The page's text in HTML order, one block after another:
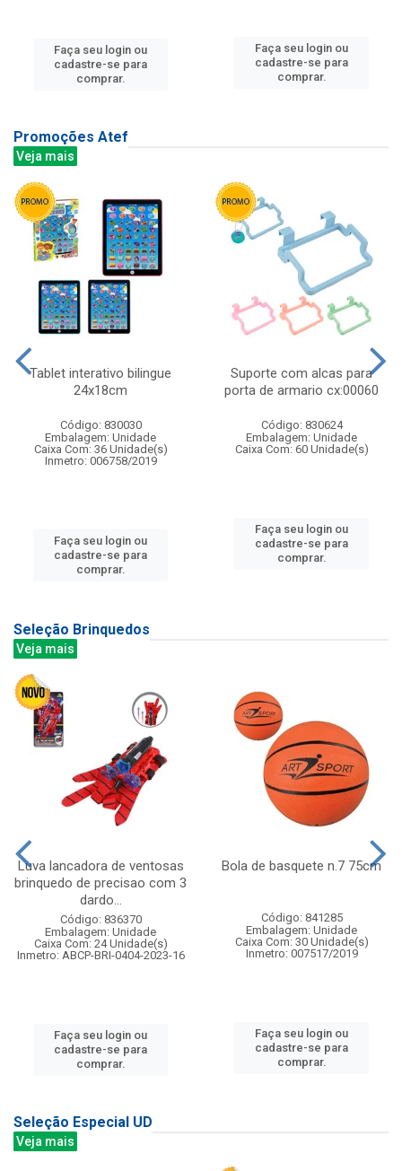
Faça seu login ou
cadastre-se para
comprar.
Faça seu login ou
cadastre-se para
comprar.
Promoções Atef
Veja mais
Tablet interativo bilingue
24x18cm
Código: 830030
Embalagem: Unidade
Caixa Com: 36 Unidade(s)
Inmetro: 006758/2019
Faça seu login ou
cadastre-se para
comprar.
Suporte com alcas para
porta de armario cx:00060
Código: 830624
Embalagem: Unidade
Caixa Com: 60 Unidade(s)
Faça seu login ou
cadastre-se para
comprar.
Seleção Brinquedos
Veja mais
Luva lancadora de ventosas
brinquedo de precisao com 3
dardo...
Código: 836370
Embalagem: Unidade
Caixa Com: 24 Unidade(s)
Inmetro: ABCP-BRI-0404-2023-16
Faça seu login ou
cadastre-se para
comprar.
Bola de basquete n.7 75cm
Código: 841285
Embalagem: Unidade
Caixa Com: 30 Unidade(s)
Inmetro: 007517/2019
Faça seu login ou
cadastre-se para
comprar.
Seleção Especial UD
Veja mais